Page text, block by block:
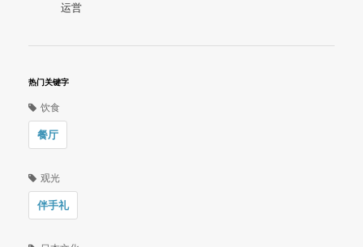
运営
热门关键字
饮食
餐厅
观光
伴手礼